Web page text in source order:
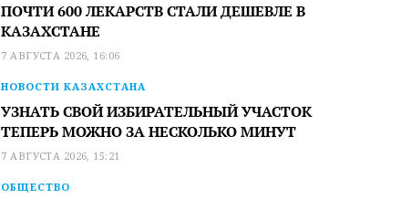
ПОЧТИ 600 ЛЕКАРСТВ СТАЛИ ДЕШЕВЛЕ В
КАЗАХСТАНЕ
7 АВГУСТА 2026, 16:06
НОВОСТИ КАЗАХСТАНА
УЗНАТЬ СВОЙ ИЗБИРАТЕЛЬНЫЙ УЧАСТОК
ТЕПЕРЬ МОЖНО ЗА НЕСКОЛЬКО МИНУТ
7 АВГУСТА 2026, 15:21
ОБЩЕСТВО